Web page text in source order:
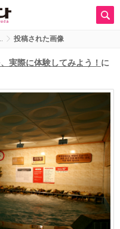
投稿された画像
実際に体験してみよう！ に